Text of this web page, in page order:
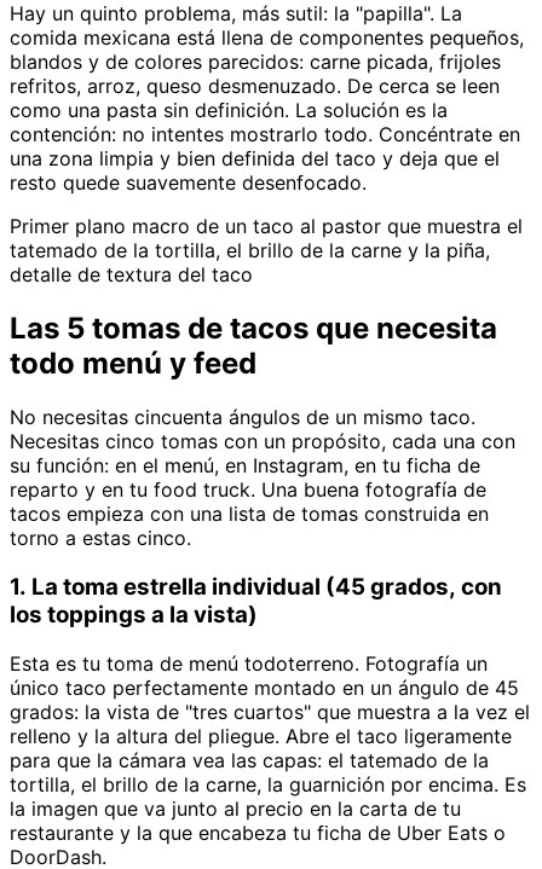
Hay un quinto problema, más sutil: la "papilla". La
comida mexicana está llena de componentes pequeños,
blandos y de colores parecidos: carne picada, frijoles
refritos, arroz, queso desmenuzado. De cerca se leen
como una pasta sin definición. La solución es la
contención: no intentes mostrarlo todo. Concéntrate en
una zona limpia y bien definida del taco y deja que el
resto quede suavemente desenfocado.
Primer plano macro de un taco al pastor que muestra el
tatemado de la tortilla, el brillo de la carne y la piña,
detalle de textura del taco
Las 5 tomas de tacos que necesita
todo menú y feed
No necesitas cincuenta ángulos de un mismo taco.
Necesitas cinco tomas con un propósito, cada una con
su función: en el menú, en Instagram, en tu ficha de
reparto y en tu food truck. Una buena fotografía de
tacos empieza con una lista de tomas construida en
torno a estas cinco.
1. La toma estrella individual (45 grados, con
los toppings a la vista)
Esta es tu toma de menú todoterreno. Fotografía un
único taco perfectamente montado en un ángulo de 45
grados: la vista de "tres cuartos" que muestra a la vez el
relleno y la altura del pliegue. Abre el taco ligeramente
para que la cámara vea las capas: el tatemado de la
tortilla, el brillo de la carne, la guarnición por encima. Es
la imagen que va junto al precio en la carta de tu
restaurante y la que encabeza tu ficha de Uber Eats o
DoorDash.